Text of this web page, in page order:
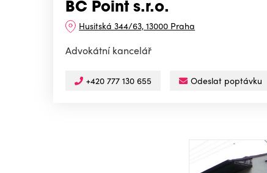
BC Point s.r.o.
Husitská 344/63, 13000 Praha
Advokátní kancelář
+420 777 130 655 Odeslat poptávku